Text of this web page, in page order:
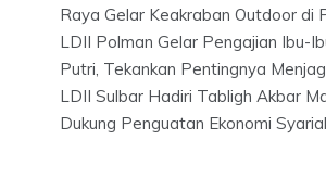
Raya Gelar Keakraban Outdoor di
LDII Polman Gelar Pengajian Ibu-
Putri, Tekankan Pentingnya
LDII Sulbar Hadiri Tabligh Akbar
Dukung Penguatan Ekonomi